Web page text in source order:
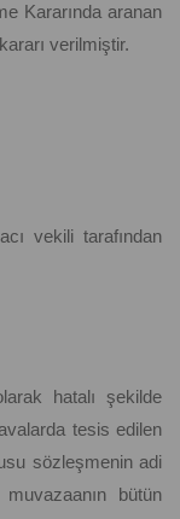
Kararında aranan
verilmiştir.
vekili tarafından
hatalı şekilde
tesis edilen
sözleşmenin adi
bütün